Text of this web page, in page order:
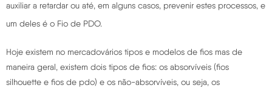
auxiliar a retardar ou até, em alguns casos, prevenir estes processos, e
um deles é o Fio de PDO.
Hoje existem no mercadovários tipos e modelos de fios mas de
maneira geral, existem dois tipos de fios: os absorvíveis (fios
silhouette e fios de pdo) e os não-absorvíveis, ou seja, os